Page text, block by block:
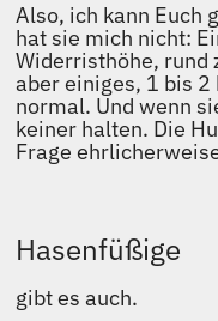
Also, ich kann Euch
hat sie mich nicht:
Widerristhöhe, rund
aber einiges, 1 bis 2
normal. Und wenn
keiner halten. Die
Frage
Hasenfüßige
gibt es auch.